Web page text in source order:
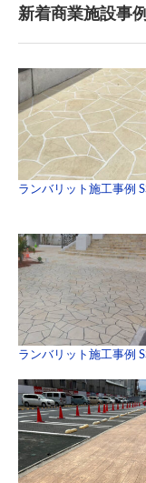
新着商業施設事例
ランバリット施工事例
ランバリット施工事例